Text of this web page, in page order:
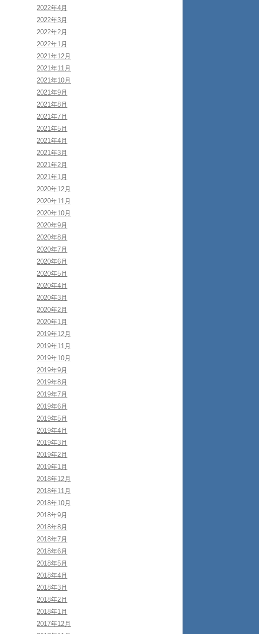
2022年4月
2022年3月
2022年2月
2022年1月
2021年12月
2021年11月
2021年10月
2021年9月
2021年8月
2021年7月
2021年5月
2021年4月
2021年3月
2021年2月
2021年1月
2020年12月
2020年11月
2020年10月
2020年9月
2020年8月
2020年7月
2020年6月
2020年5月
2020年4月
2020年3月
2020年2月
2020年1月
2019年12月
2019年11月
2019年10月
2019年9月
2019年8月
2019年7月
2019年6月
2019年5月
2019年4月
2019年3月
2019年2月
2019年1月
2018年12月
2018年11月
2018年10月
2018年9月
2018年8月
2018年7月
2018年6月
2018年5月
2018年4月
2018年3月
2018年2月
2018年1月
2017年12月